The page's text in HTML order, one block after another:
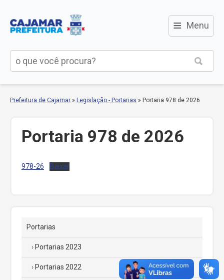
≡ Menu
Prefeitura de Cajamar » Legislação - Portarias » Portaria 978 de 2026
Portaria 978 de 2026
978-26 Baixar
Portarias
Portarias 2023
Portarias 2022